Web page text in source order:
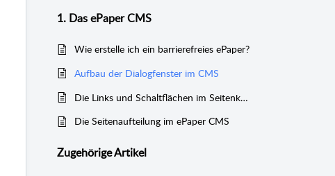
1. Das ePaper CMS
Wie erstelle ich ein barrierefreies ePaper?
Aufbau der Dialogfenster im CMS
Die Links und Schaltflächen im Seitenkopf
Die Seitenaufteilung im ePaper CMS
ZugehörigeArtikel